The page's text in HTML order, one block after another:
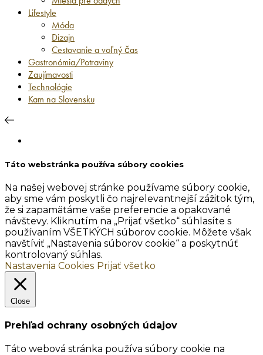
Lifestyle
Móda
Dizajn
Cestovanie a voľný čas
Gastronómia/Potraviny
Zaujímavosti
Technológie
Kam na Slovensku
Táto webstránka používa súbory cookies
Na našej webovej stránke používame súbory cookie,
aby sme vám poskytli čo najrelevantnejší zážitok tým,
že si zapamätáme vaše preferencie a opakované
návštevy. Kliknutím na „Prijať všetko“ súhlasíte s
používaním VŠETKÝCH súborov cookie. Môžete však
navštíviť „Nastavenia súborov cookie“ a poskytnúť
kontrolovaný súhlas.
Nastavenia Cookies Prijať všetko
Close
Prehľad ochrany osobných údajov
Táto webová stránka používa súbory cookie na